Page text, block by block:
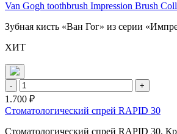
Van Gogh toothbrush Impression Brush
Зубная кисть «Ван Гог» из серии
ХИТ
- +
1.700 ₽
Стоматологический спрей RAPID 30
Стоматологический спрей RAPID 30,